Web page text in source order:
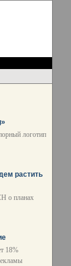
логотип
растить
о планах
18%